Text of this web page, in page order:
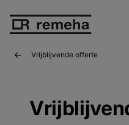
besparen met een hybride
warmtepomp.
Vrijblijvende offerte